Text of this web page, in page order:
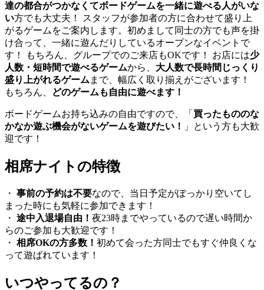
達の都合がつかなくてボードゲームを一緒に遊べる人がいな
い方でも大丈夫！ スタッフが参加者の方に合わせて盛り上
がるゲームをご案内します。初めまして同士の方でも声を掛
け合って、一緒に遊んだりしているオープンなイベントで
す！ もちろん、グループでのご来店もOKです！ お店には少
人数・短時間で遊べるゲームから、 大人数で長時間じっくり
盛り上がれるゲームまで、幅広く取り揃えがございます！
もちろん、
どのゲームも自由に遊べます！
ボードゲームお持ち込みの自由ですので、「 買ったもののな
かなか遊ぶ機会がないゲームを遊びたい！
」という方も大歓
迎です！
相席ナイトの特徴
・ 事前の予約は不要なので、当日予定がぽっかり空いてし
まった時にも気軽に参加できます！
・ 途中入退場自由！ 夜23時までやっているので遅い時間か
らのご参加も大歓迎です！
・ 相席OKの方多数！ 初めて会った方同士でもすぐ仲良くな
って遊ばれています！
いつやってるの？